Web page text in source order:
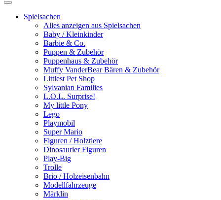
Spielsachen
Alles anzeigen aus Spielsachen
Baby / Kleinkinder
Barbie & Co.
Puppen & Zubehör
Puppenhaus & Zubehör
Muffy VanderBear Bären & Zubehör
Littlest Pet Shop
Sylvanian Families
L.O.L. Surprise!
My little Pony
Lego
Playmobil
Super Mario
Figuren / Holztiere
Dinosaurier Figuren
Play-Big
Trolle
Brio / Holzeisenbahn
Modellfahrzeuge
Märklin